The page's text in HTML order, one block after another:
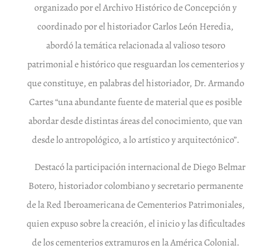
organizado por el Archivo Histórico de Concepción y
coordinado por el historiador Carlos León Heredia,
abordó la temática relacionada al valioso tesoro
patrimonial e histórico que resguardan los cementerios y
que constituye, en palabras del historiador, Dr. Armando
Cartes “una abundante fuente de material que es posible
abordar desde distintas áreas del conocimiento, que van
desde lo antropológico, a lo artístico y arquitectónico”.
Destacó la participación internacional de Diego Belmar
Botero, historiador colombiano y secretario permanente
de la Red Iberoamericana de Cementerios Patrimoniales,
quien expuso sobre la creación, el inicio y las dificultades
de los cementerios extramuros en la América Colonial.